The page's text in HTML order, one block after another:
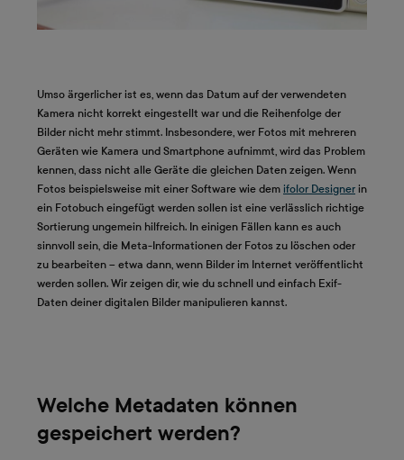
Umso ärgerlicher ist es, wenn das Datum auf der verwendeten
Kamera nicht korrekt eingestellt war und die Reihenfolge der
Bilder nicht mehr stimmt. Insbesondere, wer Fotos mit mehreren
Geräten wie Kamera und Smartphone aufnimmt, wird das Problem
kennen, dass nicht alle Geräte die gleichen Daten zeigen. Wenn
Fotos beispielsweise mit einer Software wie dem ifolor Designer in
ein Fotobuch eingefügt werden sollen ist eine verlässlich richtige
Sortierung ungemein hilfreich. In einigen Fällen kann es auch
sinnvoll sein, die Meta-Informationen der Fotos zu löschen oder
zu bearbeiten – etwa dann, wenn Bilder im Internet veröffentlicht
werden sollen. Wir zeigen dir, wie du schnell und einfach Exif-
Daten deiner digitalen Bilder manipulieren kannst.
Welche Metadaten können
gespeichert werden?